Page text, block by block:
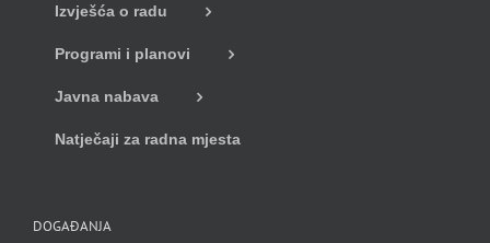
Izvješća o radu
Programi i planovi
Javna nabava
Natječaji za radna mjesta
DOGAĐANJA